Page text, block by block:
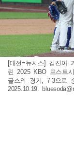
[대전=뉴시스] 김진아
린 2025 KBO 포스트
글스의 경기, 7-3으로
2025.10.19.